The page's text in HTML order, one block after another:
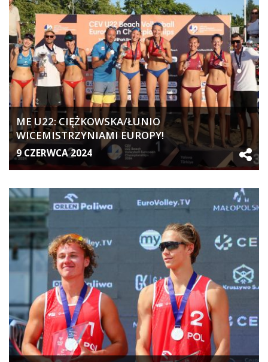
ME U22: CIĘŻKOWSKA/ŁUNIO
WICEMISTRZYNIAMI EUROPY!
9 CZERWCA 2024